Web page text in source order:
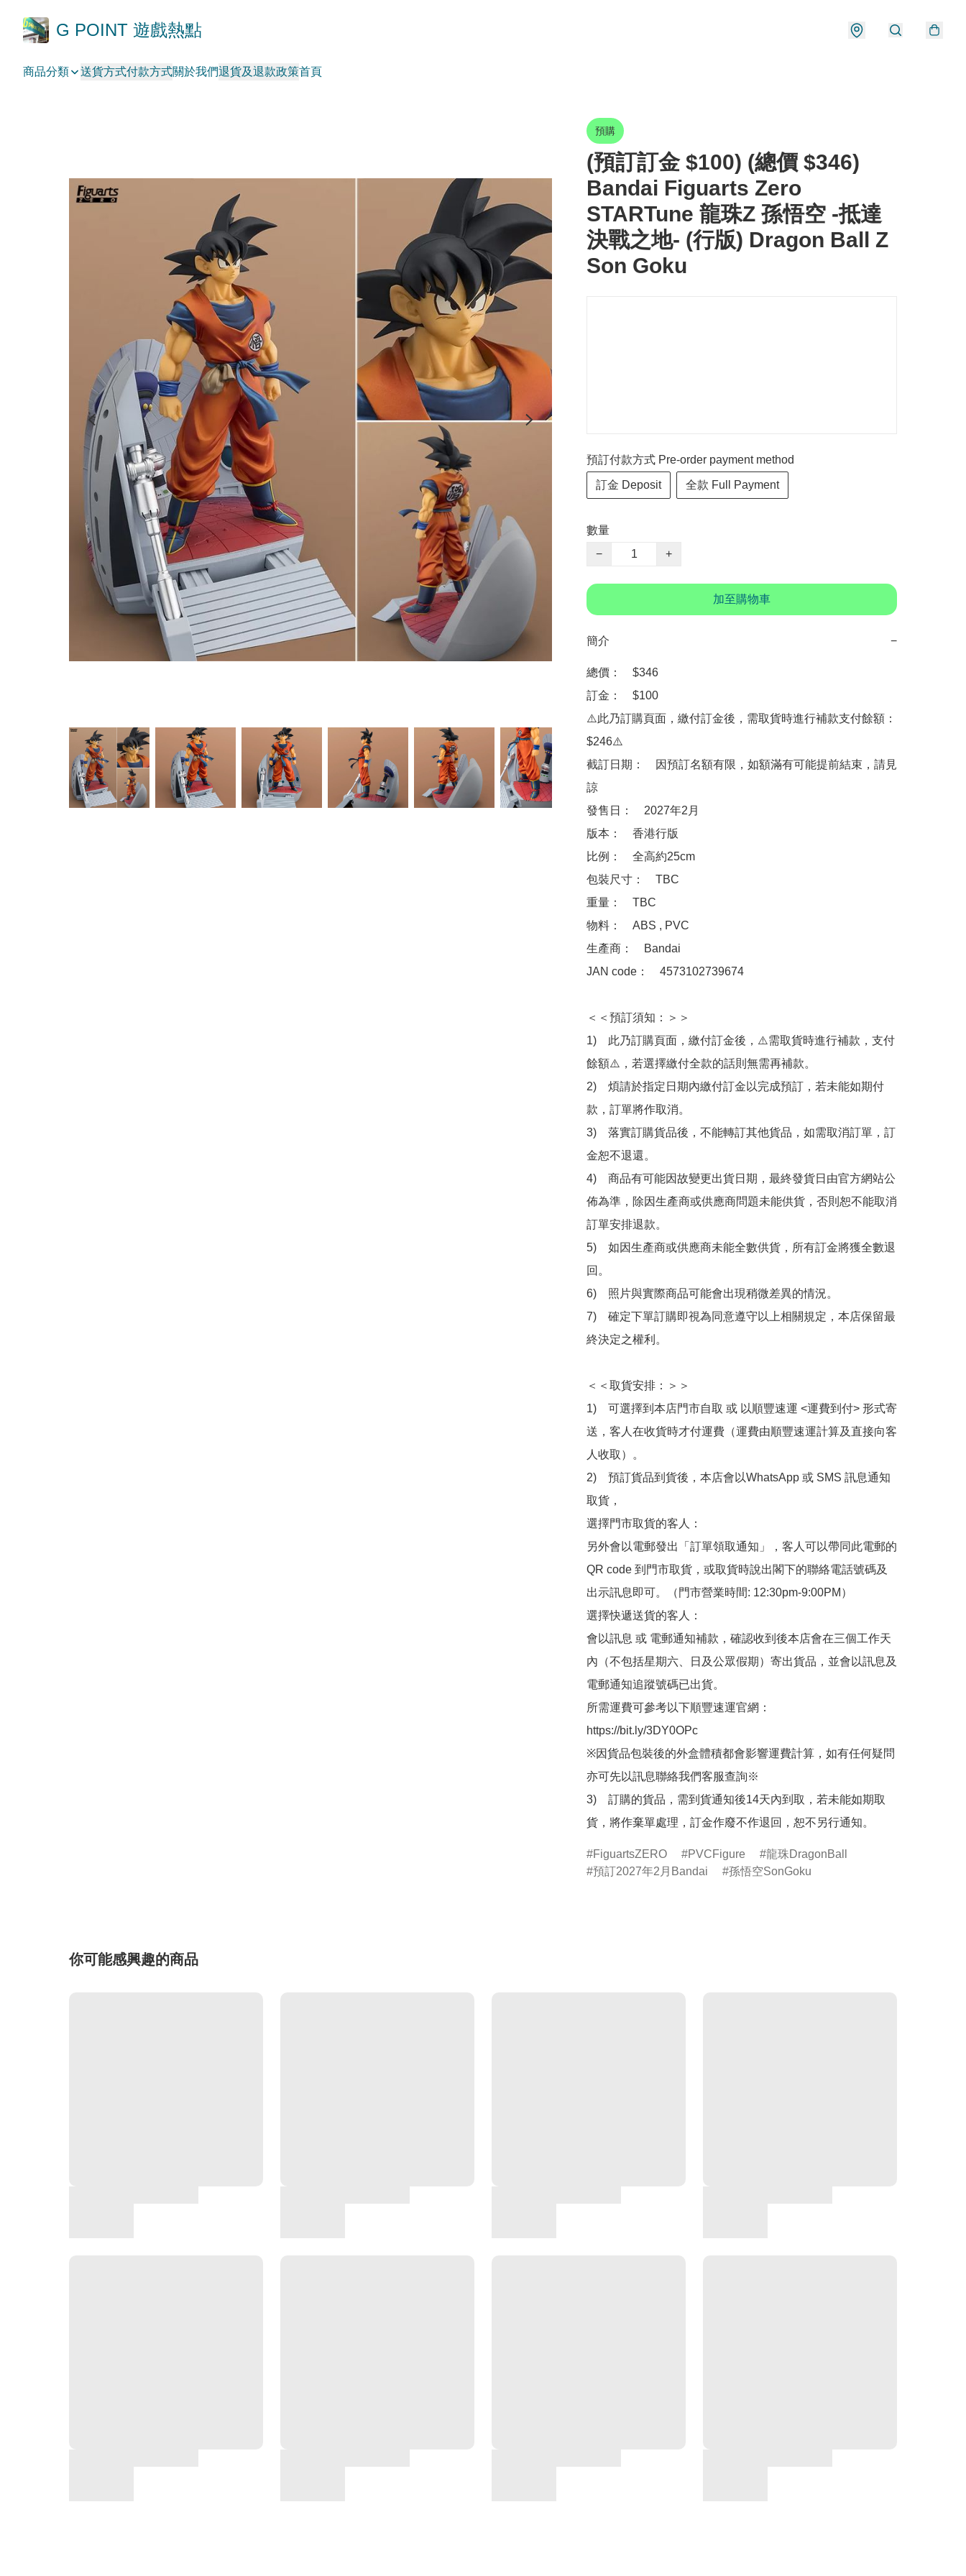
G POINT 遊戲熱點
商品分類 送貨方式付款方式關於我們退貨及退款政策首頁
預購
(預訂訂金 $100) (總價 $346)
Bandai Figuarts Zero
STARTune 龍珠Z 孫悟空 -抵達
決戰之地- (行版) Dragon Ball Z
Son Goku
預訂付款方式 Pre-order payment method
訂金 Deposit 全款 Full Payment
數量
−
+
加至購物車
簡介 −
總價：　$346
訂金：　$100
⚠️此乃訂購頁面，繳付訂金後，需取貨時進行補款支付餘額：
$246⚠️
截訂日期：　因預訂名額有限，如額滿有可能提前結束，請見
諒
發售日：　2027年2月
版本：　香港行版
比例：　全高約25cm
包裝尺寸：　TBC
重量：　TBC
物料：　ABS , PVC
生產商：　Bandai
JAN code：　4573102739674
＜＜預訂須知：＞＞
1)　此乃訂購頁面，繳付訂金後，⚠️需取貨時進行補款，支付
餘額⚠️，若選擇繳付全款的話則無需再補款。
2)　煩請於指定日期內繳付訂金以完成預訂，若未能如期付
款，訂單將作取消。
3)　落實訂購貨品後，不能轉訂其他貨品，如需取消訂單，訂
金恕不退還。
4)　商品有可能因故變更出貨日期，最終發貨日由官方網站公
佈為準，除因生產商或供應商問題未能供貨，否則恕不能取消
訂單安排退款。
5)　如因生產商或供應商未能全數供貨，所有訂金將獲全數退
回。
6)　照片與實際商品可能會出現稍微差異的情況。
7)　確定下單訂購即視為同意遵守以上相關規定，本店保留最
終決定之權利。
＜＜取貨安排：＞＞
1)　可選擇到本店門市自取 或 以順豐速運 <運費到付> 形式寄
送，客人在收貨時才付運費（運費由順豐速運計算及直接向客
人收取）。
2)　預訂貨品到貨後，本店會以WhatsApp 或 SMS 訊息通知
取貨，
選擇門市取貨的客人：
另外會以電郵發出「訂單領取通知」，客人可以帶同此電郵的
QR code 到門市取貨，或取貨時說出閣下的聯絡電話號碼及
出示訊息即可。（門市營業時間: 12:30pm-9:00PM）
選擇快遞送貨的客人：
會以訊息 或 電郵通知補款，確認收到後本店會在三個工作天
內（不包括星期六、日及公眾假期）寄出貨品，並會以訊息及
電郵通知追蹤號碼已出貨。
所需運費可參考以下順豐速運官網：
https://bit.ly/3DY0OPc
※因貨品包裝後的外盒體積都會影響運費計算，如有任何疑問
亦可先以訊息聯絡我們客服查詢※
3)　訂購的貨品，需到貨通知後14天內到取，若未能如期取
貨，將作棄單處理，訂金作廢不作退回，恕不另行通知。
FiguartsZERO PVCFigure
龍珠DragonBall
預訂2027年2月Bandai
孫悟空SonGoku
你可能感興趣的商品